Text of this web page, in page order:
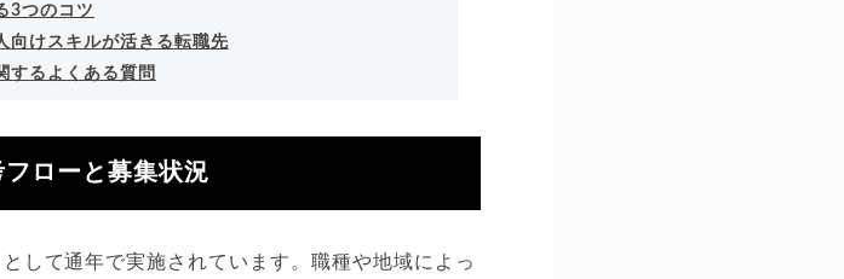
3つのコツ
向けスキルが活きる転職先
するよくある質問
ローと募集状況
して通年で実施されています。職種や地域によっ